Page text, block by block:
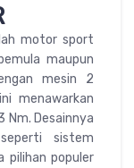
motor sport
maupun
mesin 2
menawarkan
Nm. Desainnya
sistem
pilihan populer